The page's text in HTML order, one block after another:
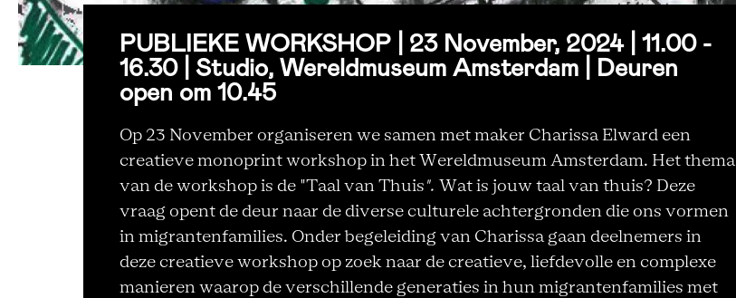
PUBLIEKE WORKSHOP | 23 November, 2024 | 11.00 -
16.30 | Studio, Wereldmuseum Amsterdam | Deuren
open om 10.45
Op 23 November organiseren we samen met maker Charissa Elward een
creatieve monoprint workshop in het Wereldmuseum Amsterdam. Het thema
van de workshop is de "Taal van Thuis ". Wat is jouw taal van thuis? Deze
vraag opent de deur naar de diverse culturele achtergronden die ons vormen
in migrantenfamilies. Onder begeleiding van Charissa gaan deelnemers in
deze creatieve workshop op zoek naar de creatieve, liefdevolle en complexe
manieren waarop de verschillende generaties in hun migrantenfamilies met